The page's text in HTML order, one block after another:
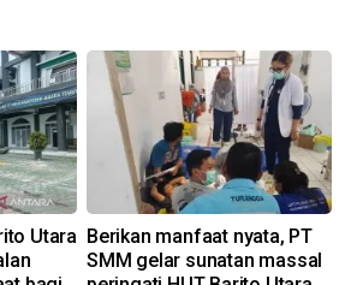
Utara Berikan manfaat nyata, PT
SMM gelar sunatan massal